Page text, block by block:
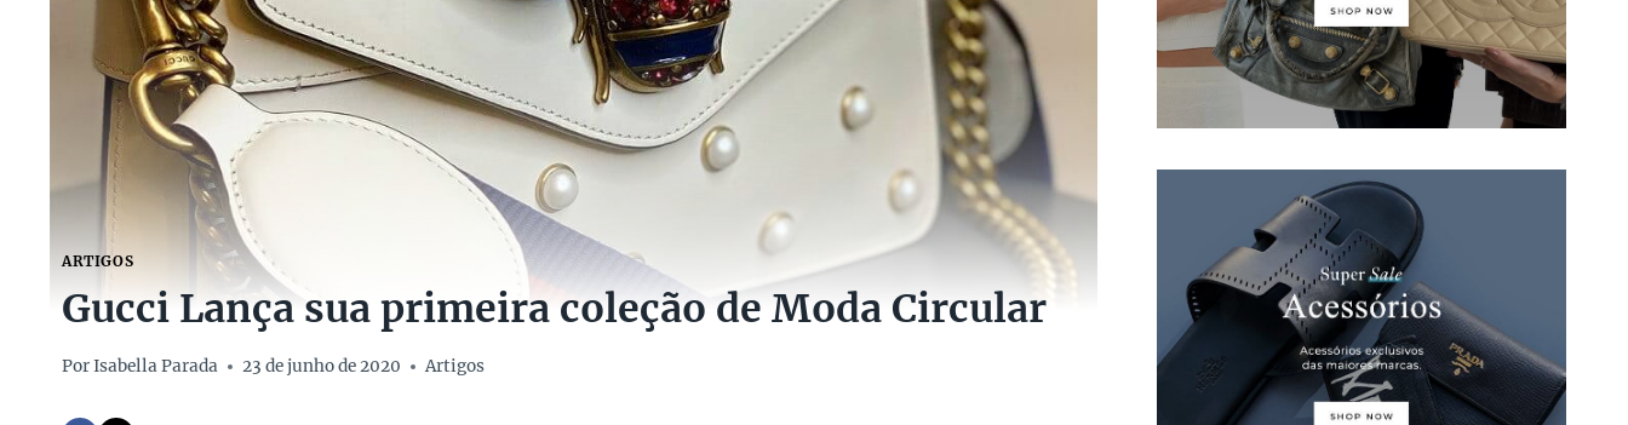
ARTIGOS
Gucci Lança sua primeira coleção de Moda Circular
PorIsabella Parada 23 de junho de 2020 Artigos